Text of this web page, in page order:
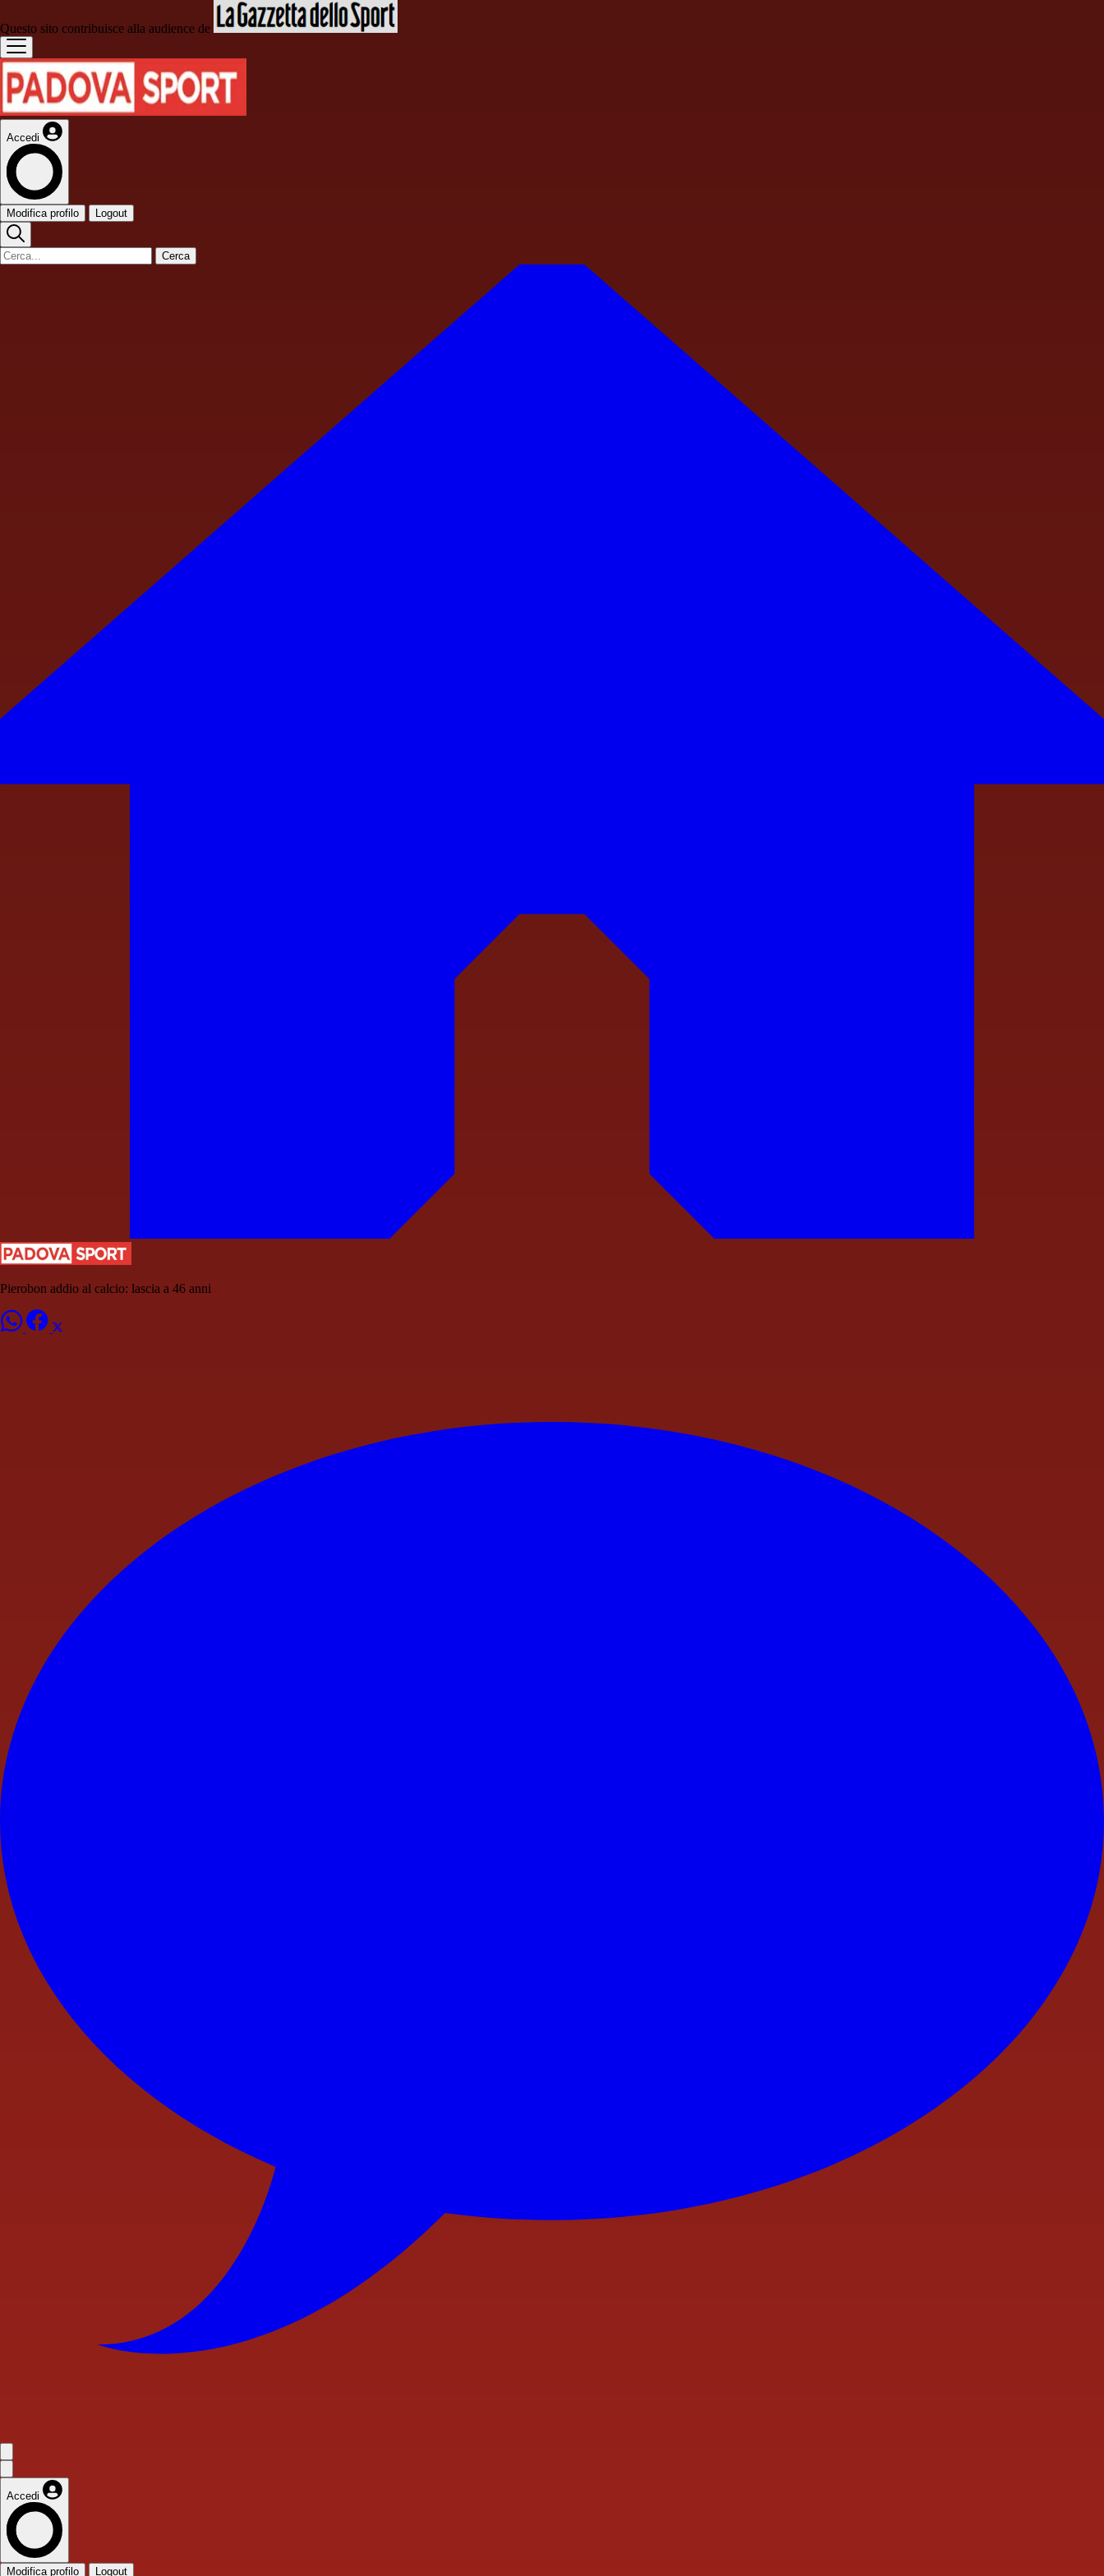
Questo sito contribuisce alla audience de
Accedi
Modifica profilo Logout
Cerca
Pierobon addio al calcio: lascia a 46 anni
Accedi
Modifica profilo Logout